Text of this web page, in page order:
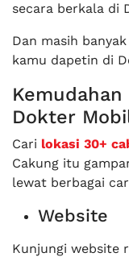
secara berkala di
Dan masih
kamu dapetin di
Dokter
Cari lokasi 30+
Cakung itu
lewat berbagai
Website
Kunjungi website